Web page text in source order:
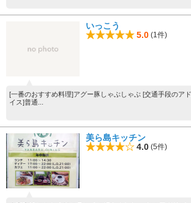
いっこう
5.0 (1件)
[一番のおすすめ料理]アグー豚しゃぶしゃぶ [交通手段のア
イス]普通...
美ら島キッチン
4.0 (5件)